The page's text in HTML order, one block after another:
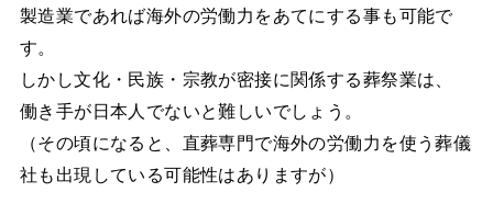
製造業であれば海外の労働力をあてにする事も可能で
す。
しかし文化・民族・宗教が密接に関係する葬祭業は、
働き手が日本人でないと難しいでしょう。
（その頃になると、直葬専門で海外の労働力を使う葬儀
社も出現している可能性はありますが）